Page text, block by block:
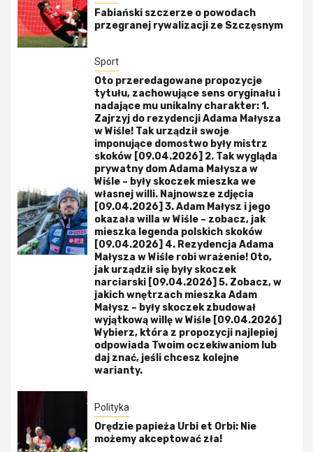
Fabiański szczerze o powodach
przegranej rywalizacji ze Szczęsnym
Sport
Oto przeredagowane propozycje
tytułu, zachowujące sens oryginału i
nadające mu unikalny charakter: 1.
Zajrzyj do rezydencji Adama Małysza
w Wiśle! Tak urządził swoje
imponujące domostwo były mistrz
skoków [09.04.2026] 2. Tak wygląda
prywatny dom Adama Małysza w
Wiśle – były skoczek mieszka we
własnej willi. Najnowsze zdjęcia
[09.04.2026] 3. Adam Małysz i jego
okazała willa w Wiśle – zobacz, jak
mieszka legenda polskich skoków
[09.04.2026] 4. Rezydencja Adama
Małysza w Wiśle robi wrażenie! Oto,
jak urządził się były skoczek
narciarski [09.04.2026] 5. Zobacz, w
jakich wnętrzach mieszka Adam
Małysz – były skoczek zbudował
wyjątkową willę w Wiśle [09.04.2026]
Wybierz, która z propozycji najlepiej
odpowiada Twoim oczekiwaniom lub
daj znać, jeśli chcesz kolejne
warianty.
Polityka
Orędzie papieża Urbi et Orbi: Nie
możemy akceptować zła!